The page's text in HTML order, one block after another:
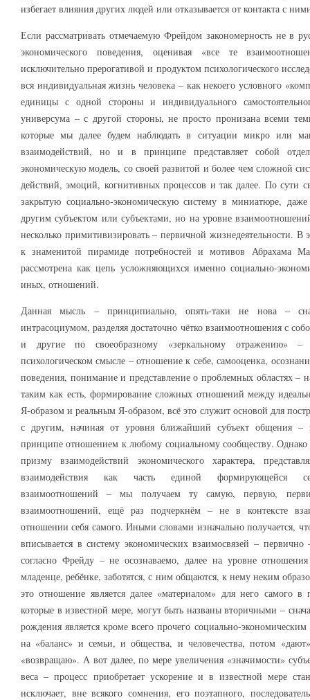
избегает влияния других людей или отказывается от контакта с
Если рассматривать отмечаемую Фрейдом закономерность не в
экономического поведения, оценивая «все те
исключительно прерогативой и продуктом психологического
вся индивидуальная жизнь человека – как некоего условного
единицы с одной стороны и индивидуального
универсума – с другой стороны, не просто пронизана всеми
которые мы далее будем наблюдать в ситуации микро или
взаимодействий, но и в принципе представляет собой
экономическую модель, со своей развитой и более чем сложной
действий, эмоций, когнитивных процессов и так далее. По сути
закрытую социально-экономическую систему в миниатюре,
другим субъектом или субъектами, но на уровне
несколько примитивизировать – первичной жизнедеятельности. В
к знаменитой пирамиде потребностей и мотивов Абрахама
рассмотрена как цепь усложняющихся именно социально-
иных, отношений.
Данная мысль – принципиально, опять-таки не нова –
интрасоциумом, разделяя достаточно чётко взаимоотношения с
и другие по своеобразному «зеркальному отражению»
психологическом смысле – отношение к себе, самооценка,
поведения, понимание и представление о проблемных областях –
таким как есть, формирование сложных отношений между
Я-образом и реальным Я-образом, всё это служит основой для
с другим, начиная от уровня ближайший субъект общения –
принципе отношением к любому социальному сообществу. Однако
призму взаимодействий экономического характера,
взаимодействия как часть единой формирующейся
взаимоотношений – мы получаем ту самую, первую,
взаимоотношений, ещё раз подчеркнём – не в контексте
отношении себя самого. Иными словами изначально получается,
вписывается в систему экономических взаимосвязей –
согласно Фрейду – не осознаваемо, далее на уровне
младенце, ребёнке, заботятся, с ним общаются, к нему неким
это отношение является далее «материалом» для него самого в
которые в известной мере, могут быть названы вторичными –
рождения является кроме всего прочего социально-
на «баланс» и семьи, и общества, и человечества, потом
«возвращаю». А вот далее, по мере увеличения «значимости»
веса – процесс приобретает ускорение и в известной мере
исключает, вне всякого сомнения, его поэтапного,